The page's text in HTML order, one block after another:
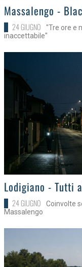
>Massalengo -
24 GIUGNO
"Tre ore e
inaccettabile"
>Lodigiano - Tutti
24 GIUGNO
Coinvolte
Massalengo